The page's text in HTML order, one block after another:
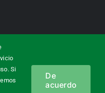
Área de Málaga |
de privacidad|
Si
De
acuerdo